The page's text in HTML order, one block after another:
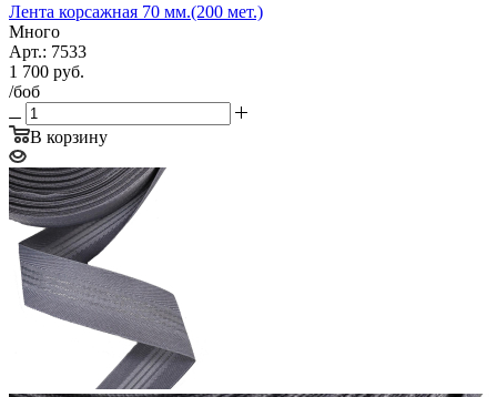
Лента корсажная 70 мм.(200 мет.)
Много
Арт.: 7533
1 700 руб.
/боб
В корзину